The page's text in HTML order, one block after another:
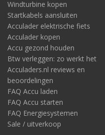
Windturbine kopen
Startkabels aansluiten
Acculader elektrische fiets
Acculader kopen
Accu gezond houden
Btw verleggen: zo werkt het
Acculaders.nl reviews en
beoordelingen
FAQ Accu laden
FAQ Accu starten
FAQ Energiesystemen
Sale / uitverkoop